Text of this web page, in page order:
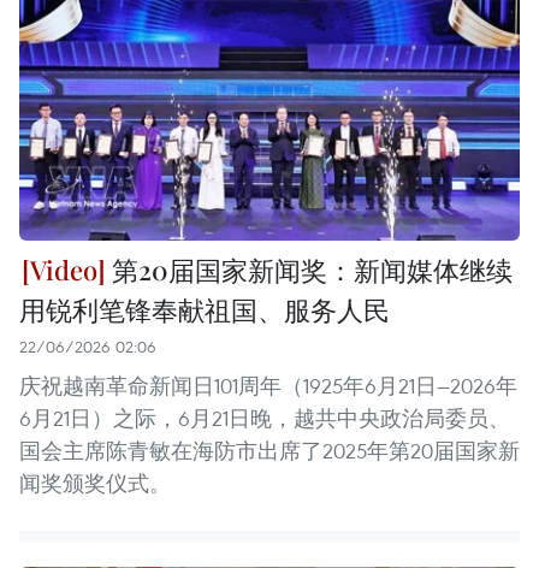
第20届国家新闻奖：新闻媒体继续
用锐利笔锋奉献祖国、服务人民
22/06/2026 02:06
庆祝越南革命新闻日101周年（1925年6月21日—2026年
6月21日）之际，6月21日晚，越共中央政治局委员、
国会主席陈青敏在海防市出席了2025年第20届国家新
闻奖颁奖仪式。